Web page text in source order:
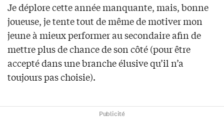
Je déplore cette année manquante, mais, bonne
joueuse, je tente tout de même de motiver mon
jeune à mieux performer au secondaire afin de
mettre plus de chance de son côté (pour être
accepté dans une branche élusive qu’il n’a
toujours pas choisie).
Publicité